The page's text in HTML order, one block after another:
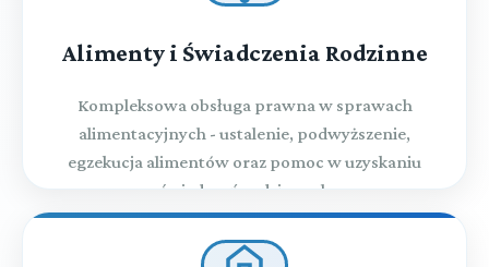
Alimenty i Świadczenia Rodzinne
Kompleksowa obsługa prawna w sprawach
alimentacyjnych - ustalenie, podwyższenie,
egzekucja alimentów oraz pomoc w uzyskaniu
świadczeń rodzinnych